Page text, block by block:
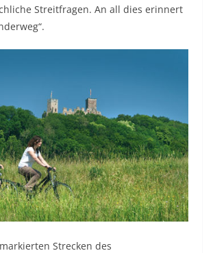
Streitfragen. An all dies erinnert
Strecken des